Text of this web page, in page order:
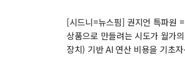
[시드니=뉴스핌] 권지언 특파원
상품으로 만들려는 시도가 월가
장치) 기반 AI 연산 비용을 기초